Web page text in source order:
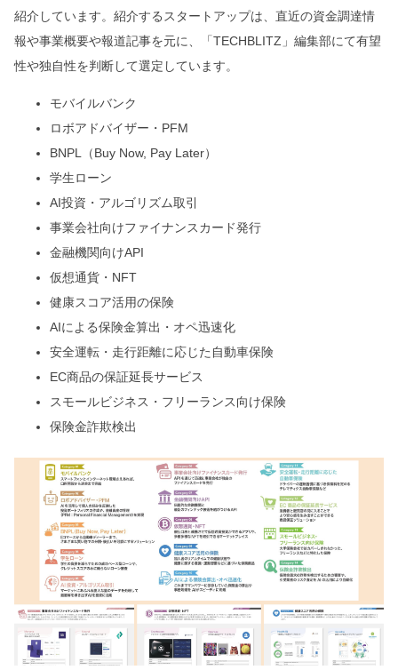
紹介しています。紹介するスタートアップは、直近の資金調達情
報や事業概要や報道記事を元に、「TECHBLITZ」編集部にて有望
性や独自性を判断して選定しています。
モバイルバンク
ロボアドバイザー・PFM
BNPL（Buy Now, Pay Later）
学生ローン
AI投資・アルゴリズム取引
事業会社向けファイナンスカード発行
金融機関向けAPI
仮想通貨・NFT
健康スコア活用の保険
AIによる保険金算出・オペ迅速化
安全運転・走行距離に応じた自動車保険
EC商品の保証延長サービス
スモールビジネス・フリーランス向け保険
保険金詐欺検出